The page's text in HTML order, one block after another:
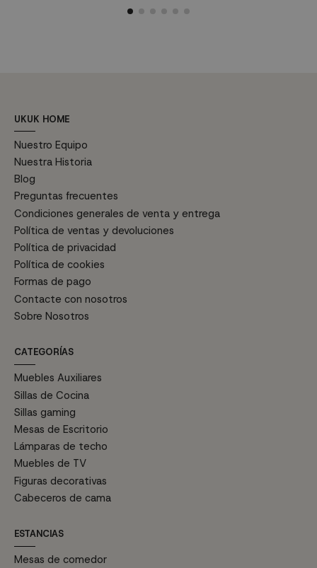
nórdico, combina la madera en
UKUK HOME
Nuestro Equipo
Nuestra Historia
Blog
Preguntas frecuentes
Condiciones generales de venta y entrega
Política de ventas y devoluciones
Política de privacidad
Política de cookies
Formas de pago
Contacte con nosotros
Sobre Nosotros
CATEGORÍAS
Muebles Auxiliares
Sillas de Cocina
Sillas gaming
Mesas de Escritorio
Lámparas de techo
Muebles de TV
Figuras decorativas
Cabeceros de cama
ESTANCIAS
Mesas de comedor